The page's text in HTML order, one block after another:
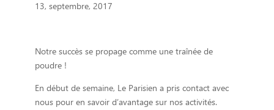
13, septembre, 2017
Notre succès se propage comme une traînée de
poudre !
En début de semaine, Le Parisien a pris contact avec
nous pour en savoir d’avantage sur nos activités.